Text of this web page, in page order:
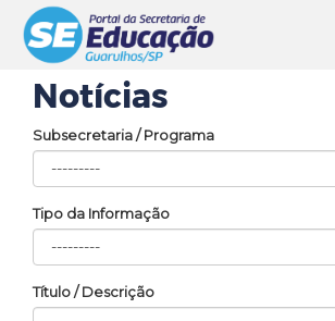
Notícias
Subsecretaria / Programa
Tipo da Informação
Título / Descrição